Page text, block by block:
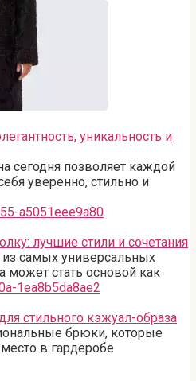
уникальность и
сегодня позволяет каждой
уверенно, стильно и
лучшие стили и сочетания
самых универсальных
может стать основой как
стильного кэжуал-образа
брюки, которые
в гардеробе